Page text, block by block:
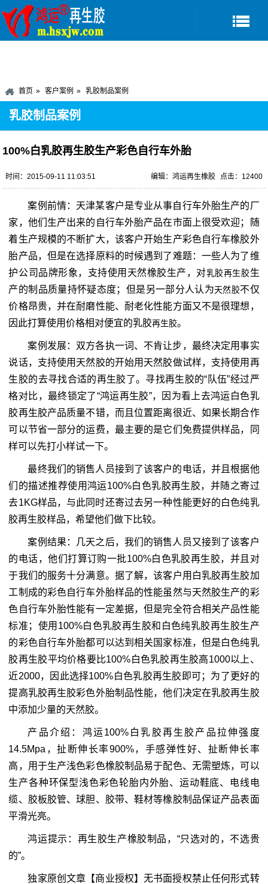
首页 客户案例 乳胶制品案例
乳胶制品案例
100%白乳胶再生胶生产彩色自行车外胎
时间：2015-09-11 11:03:51 点击：12400
编辑：鸿运再生橡胶
案例前情：天津某客户是专业从事自行车外胎生产的厂
家，他们生产出来的自行车外胎产品在市面上很受欢迎；随
着生产规模的不断扩大，该客户开始生产彩色自行车橡胶外
胎产品，但是在选择原料的时候遇到了难题：一些人为了维
护公司品牌形象，支持使用天然橡胶生产，对乳胶再生胶生
产的制品质量持怀疑态度；但是另一部分人认为天然胶不仅
价格昂贵，并在耐磨性能、耐老化性能方面又不是很理想，
因此打算使用价格相对便宜的乳胶再生胶。
案例发展：双方各执一词、不肯让步，最终决定用事实
说话，支持使用天然胶的开始用天然胶做试样，支持使用再
生胶的去寻找合适的再生胶了。寻找再生胶的“队伍”经过严
格对比，最终锁定了“鸿运再生胶”，因为看上去鸿运白色乳
胶再生胶产品质量不错，而且位置距离很近、如果长期合作
可以节省一部分的运费，最主要的是它们免费提供样品，同
样可以先打小样试一下。
最终我们的销售人员接到了该客户的电话，并且根据他
们的描述推荐使用鸿运100%白色乳胶再生胶，并随之寄过
去1KG样品，与此同时还寄过去另一种性能更好的白色纯乳
胶再生胶样品，希望他们做下比较。
案例结果：几天之后，我们的销售人员又接到了该客户
的电话，他们打算订购一批100%白色乳胶再生胶，并且对
于我们的服务十分满意。据了解，该客户用白乳胶再生胶加
工制成的彩色自行车外胎样品的性能虽然与天然胶生产的彩
色自行车外胎性能有一定差据，但是完全符合相关产品性能
标准；使用100%白色乳胶再生胶和白色纯乳胶再生胶生产
的彩色自行车外胎都可以达到相关国家标准，但是白色纯乳
胶再生胶平均价格要比100%白色乳胶再生胶高1000以上、
近2000，因此选择100%白色乳胶再生胶即可；为了更好的
提高乳胶再生胶彩色外胎制品性能，他们决定在乳胶再生胶
中添加少量的天然胶。
产品介绍：鸿运100%白乳胶再生胶产品拉伸强度
14.5Mpa，扯断伸长率900%，手感弹性好、扯断伸长率
高，用于生产浅色彩色橡胶制品易于配色、无需塑炼，可以
生产各种环保型浅色彩色轮胎内外胎、运动鞋底、电线电
缆、胶板胶管、球胆、胶带、鞋材等橡胶制品保证产品表面
平滑光亮。
鸿运提示：再生胶生产橡胶制品，“只选对的，不选贵
的”。
独家原创文章【商业授权】无书面授权禁止任何形式转